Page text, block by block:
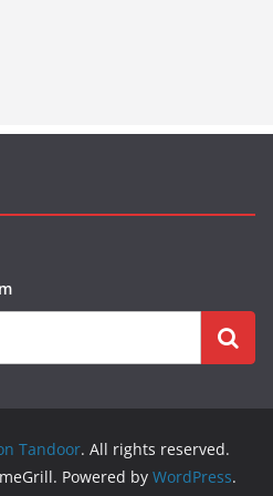
Tandoor. All rights reserved.
Powered by WordPress.